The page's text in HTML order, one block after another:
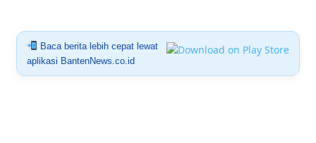
Baca berita lebih cepat lewat
aplikasi BantenNews.co.id